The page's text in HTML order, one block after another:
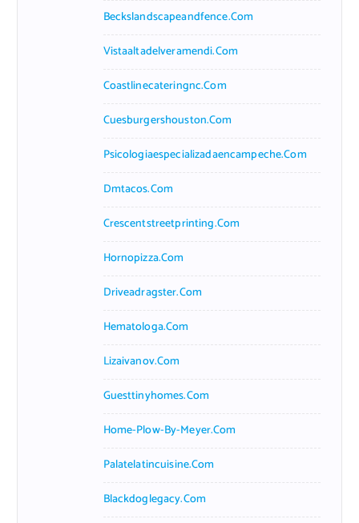
Beckslandscapeandfence.com
Vistaaltadelveramendi.com
Coastlinecateringnc.com
Cuesburgershouston.com
Psicologiaespecializadaencampeche.com
Dmtacos.com
Crescentstreetprinting.com
Hornopizza.com
Driveadragster.com
Hematologa.com
Lizaivanov.com
Guesttinyhomes.com
Home-Plow-By-Meyer.com
Palatelatincuisine.com
Blackdoglegacy.com